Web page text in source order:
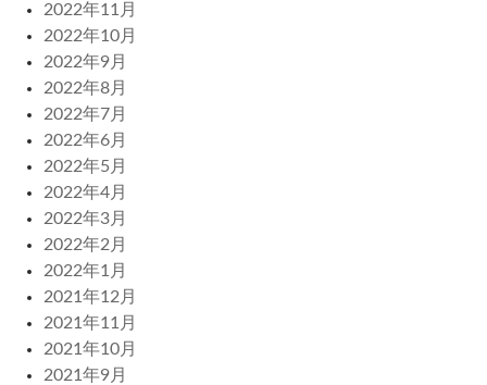
2022年11月
2022年10月
2022年9月
2022年8月
2022年7月
2022年6月
2022年5月
2022年4月
2022年3月
2022年2月
2022年1月
2021年12月
2021年11月
2021年10月
2021年9月